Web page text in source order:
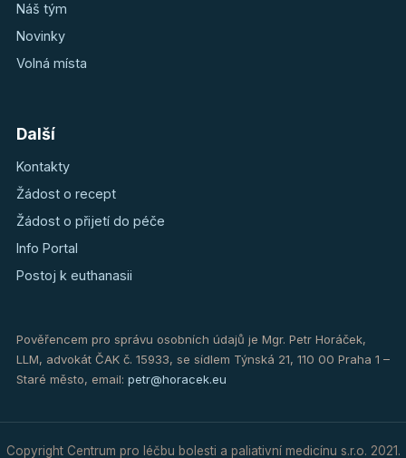
Náš tým
Novinky
Volná místa
Další
Kontakty
Žádost o recept
Žádost o přijetí do péče
Info Portal
Postoj k euthanasii
Pověřencem pro správu osobních údajů je Mgr. Petr Horáček,
LLM, advokát ČAK č. 15933, se sídlem Týnská 21, 110 00 Praha 1 –
Staré město, email: petr@horacek.eu
Copyright Centrum pro léčbu bolesti a paliativní medicínu s.r.o. 2021.